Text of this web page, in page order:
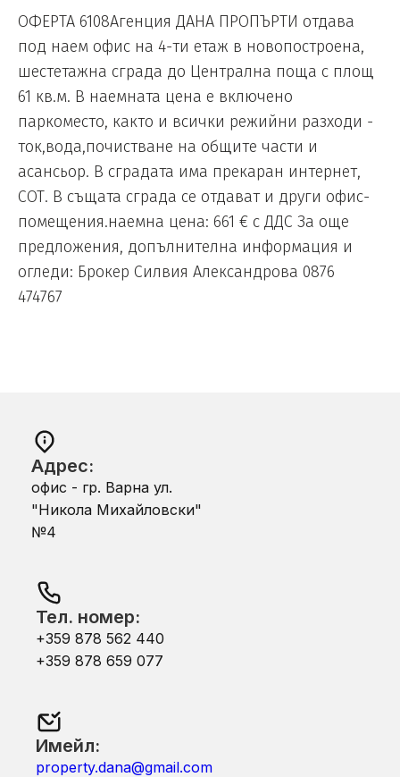
ОФЕРТА 6108Агенция ДАНА ПРОПЪРТИ отдава
под наем офис на 4-ти етаж в новопостроена,
шестетажна сграда до Централна поща с площ
61 кв.м. В наемната цена е включено
паркоместо, както и всички режийни разходи -
ток,вода,почистване на общите части и
асансьор. В сградата има прекаран интернет,
СОТ. В същата сграда се отдават и други офис-
помещения.наемна цена: 661 € с ДДС За още
предложения, допълнителна информация и
огледи: Брокер Силвия Александрова 0876
474767
Адрес:
офис - гр. Варна ул.
"Никола Михайловски"
№4
Тел. номер:
+359 878 562 440
+359 878 659 077
Имейл:
property.dana@gmail.com